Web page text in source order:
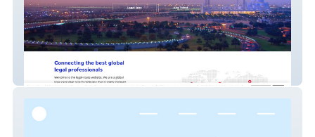
Global Legal Recs